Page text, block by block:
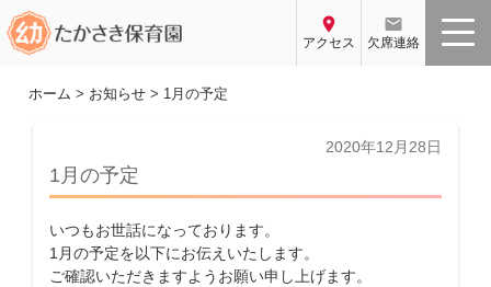
コ
ン
location_on
アクセス
email
欠席連絡
ホーム > お知らせ> 1月の予定
投
日:
2020年12月28日
1月の予定
いつもお世話になっております。
1月の予定を以下にお伝えいたします。
ご確認いただきますようお願い申し上げます。